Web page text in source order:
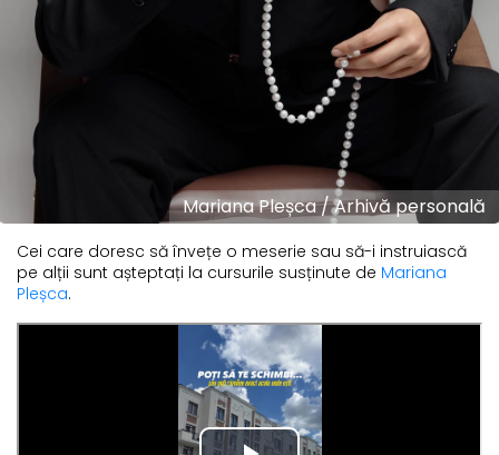
Mariana Pleșca / Arhivă personală
Cei care doresc să învețe o meserie sau să-i instruiască
pe alții sunt așteptați la cursurile susținute de Mariana
Pleșca.